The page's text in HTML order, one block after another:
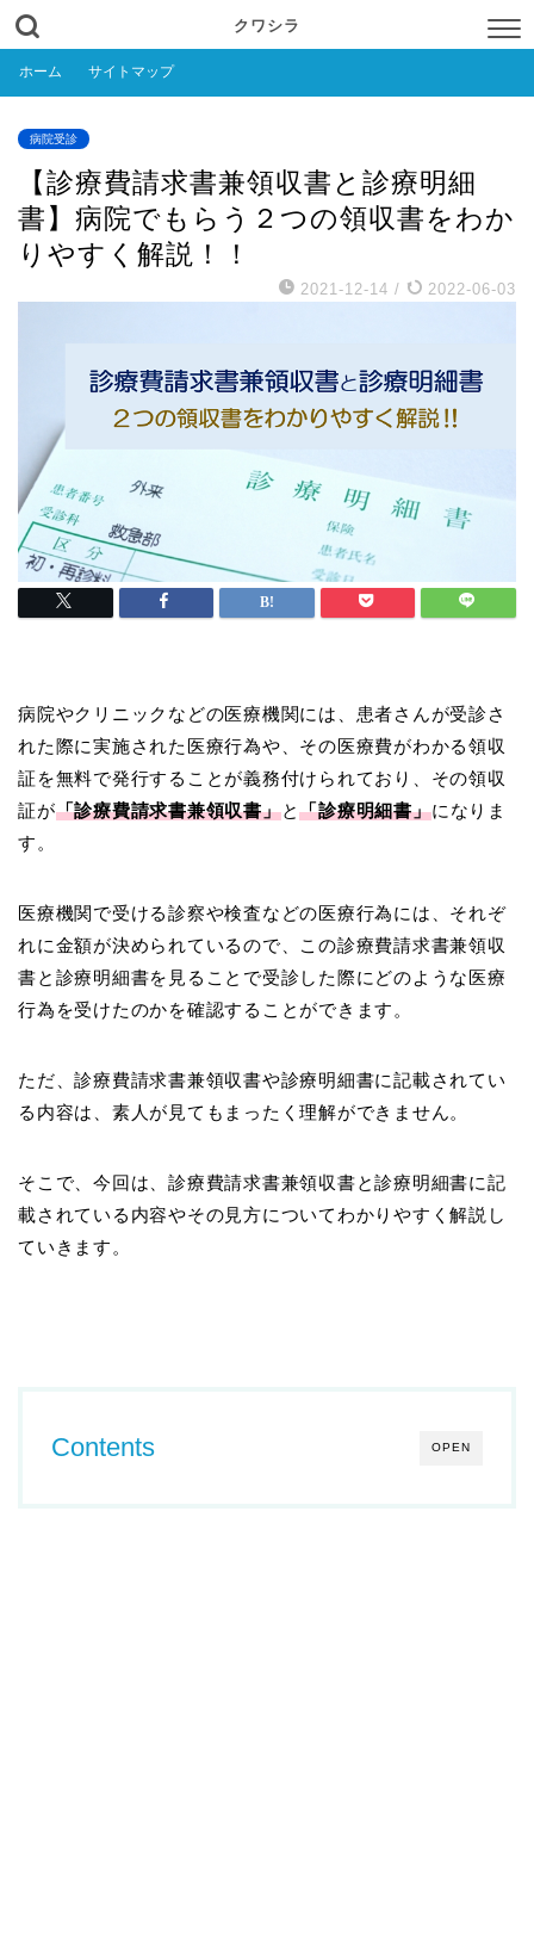
クワシラ
ホーム サイトマップ
病院受診
【診療費請求書兼領収書と診療明細
書】病院でもらう２つの領収書をわか
りやすく解説！！
2021-12-14 / 2022-06-03
病院やクリニックなどの医療機関には、患者さんが受診さ
れた際に実施された医療行為や、その医療費がわかる領収
証を無料で発行することが義務付けられており、その領収
証が「診療費請求書兼領収書」と「診療明細書」になりま
す。
医療機関で受ける診察や検査などの医療行為には、それぞ
れに金額が決められているので、この診療費請求書兼領収
書と診療明細書を見ることで受診した際にどのような医療
行為を受けたのかを確認することができます。
ただ、診療費請求書兼領収書や診療明細書に記載されてい
る内容は、素人が見てもまったく理解ができません。
そこで、今回は、診療費請求書兼領収書と診療明細書に記
載されている内容やその見方についてわかりやすく解説し
ていきます。
OPEN
Contents